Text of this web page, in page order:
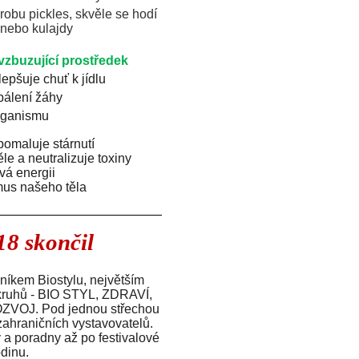
pickles, skvěle se hodí
kulajdy
prostředek
chuť k jídlu
žáhy
stárnutí
a neutralizuje toxiny
energii
našeho těla
skončil
Biostylu, největším
- BIO STYL, ZDRAVÍ,
Pod jednou střechou
vystavovatelů.
poradny až po festivalové